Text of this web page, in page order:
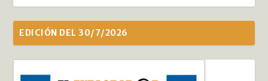
EDICIÓN DEL 30/7/2026